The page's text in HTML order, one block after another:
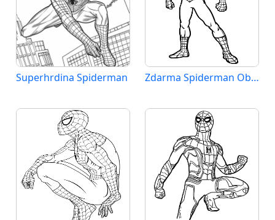
Superhrdina Spiderman Zdarma Spiderman Obrázek